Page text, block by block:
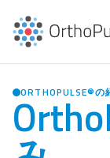
ORTHOPULSE®の